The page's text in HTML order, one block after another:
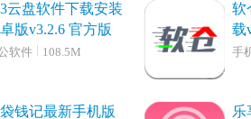
云盘软件下载安装
版v3.2.6 官方版
软件 108.5M
软
载
手
钱记最新手机版
乐